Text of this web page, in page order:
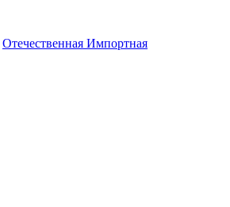
Отечественная Импортная